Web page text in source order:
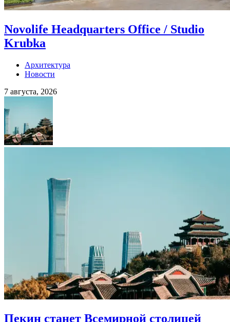
Novolife Headquarters Office / Studio
Krubka
Архитектура
Новости
7 августа, 2026
Пекин станет Всемирной столицей